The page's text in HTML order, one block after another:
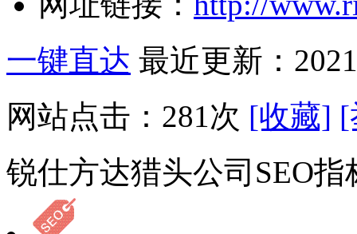
一键直达 最近更新：
网站点击： 281次 [收藏] [
锐仕方达猎头公司SEO指